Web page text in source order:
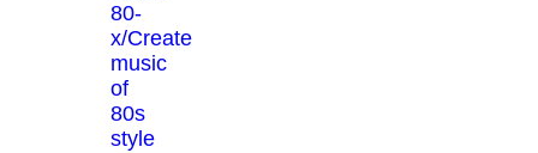
80-
х/Create
music
of
80s
style